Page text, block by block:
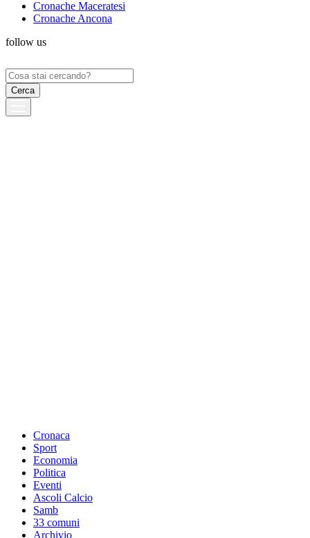
Cronache Maceratesi
Cronache Ancona
follow us
Ricerca
per:
Cronaca
Sport
Economia
Politica
Eventi
Ascoli Calcio
Samb
33 comuni
Archivio